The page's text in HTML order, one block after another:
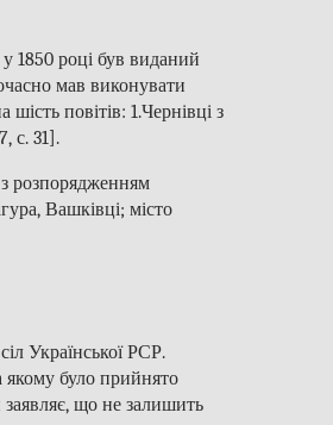
1850 році був виданий
мав виконувати
повітів: 1.Чернівці з
с. 31].
з розпорядженням
Вашківці; місто
Української РСР.
якому було прийнято
заявляє, що не залишить